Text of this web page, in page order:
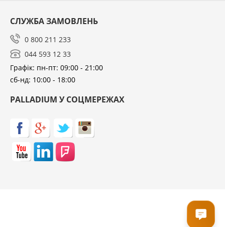
СЛУЖБА ЗАМОВЛЕНЬ
0 800 211 233
044 593 12 33
Графік: пн-пт: 09:00 - 21:00
сб-нд: 10:00 - 18:00
PALLADIUM У СОЦМЕРЕЖАХ